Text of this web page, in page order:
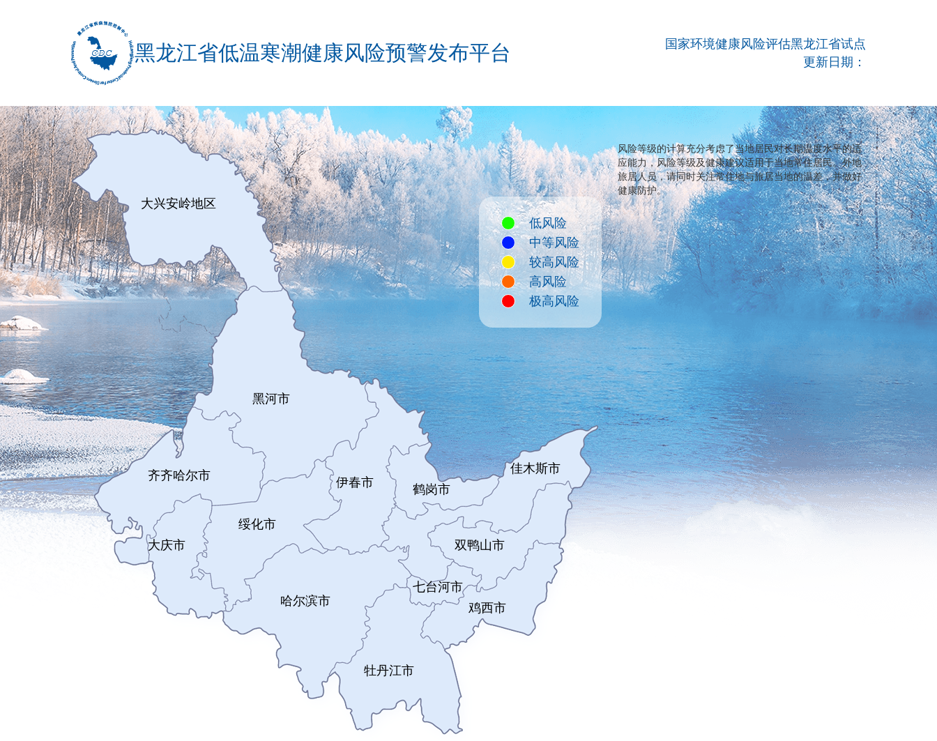
黑龙江省低温寒潮健康风险预警发布平台
国家环境健康风险评估黑龙江省试点
更新日期：
大兴安岭地区
黑河市
齐齐哈尔市
大庆市
绥化市
哈尔滨市
伊春市 鹤岗市
佳木斯市
双鸭山市
七台河市
鸡西市
牡丹江市
低风险
中等风险
较高风险
高风险
极高风险
风险等级的计算充分考虑了当地居民对长期温度水平的适
应能力，风险等级及健康建议适用于当地常住居民。外地
旅居人员，请同时关注常住地与旅居当地的温差，并做好
健康防护。